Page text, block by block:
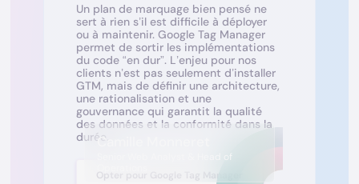
Un plan de marquage bien pensé ne
sert à rien s’il est difficile à déployer
ou à maintenir. Google Tag Manager
permet de sortir les implémentations
du code “en dur”. L’enjeu pour nos
clients n’est pas seulement d’installer
GTM, mais de définir une architecture,
une rationalisation et une
gouvernance qui garantit la qualité
des données et la conformité dans la
durée.
Opter pour Google Tag Manager
Camille Monneret
Senior Web Analyst & Head of